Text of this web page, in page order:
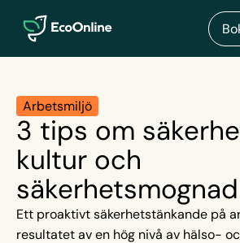
EcoOnline
Arbetsmiljö
3 tips om
kultur och
säkerhetsmognad
Ett proaktivt säkerhetstänkande på
resultatet av en hög nivå av hälso-